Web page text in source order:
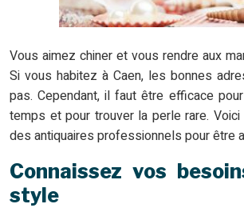
Vous aimez chiner et vous rendre aux
Si vous habitez à Caen, les bonnes
pas. Cependant, il faut être efficace
temps et pour trouver la perle rare.
des antiquaires professionnels pour être
Connaissez vos
style